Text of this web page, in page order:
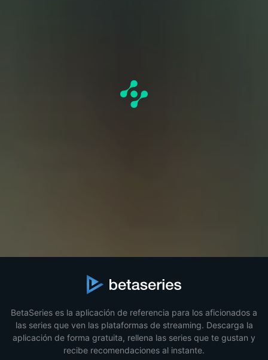
BetaSeries es la aplicación de referencia para los aficionados a
las series que ven las plataformas de streaming. Descarga la
aplicación de forma gratuita, rellena las series que te gustan y
recibe recomendaciones al instante.